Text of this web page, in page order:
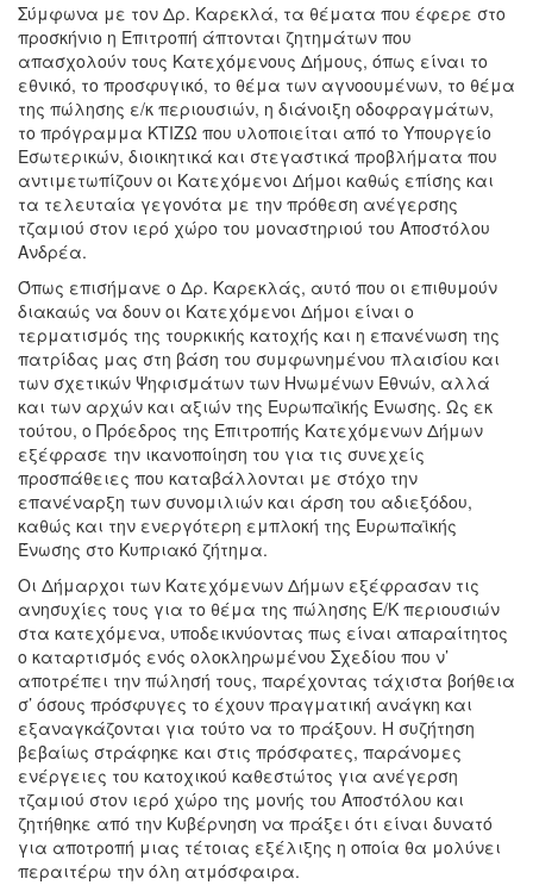
Σύμφωνα με τον Δρ. Καρεκλά, τα θέματα που έφερε στο
προσκήνιο η Επιτροπή άπτονται ζητημάτων που
απασχολούν τους Κατεχόμενους Δήμους, όπως είναι το
εθνικό, το προσφυγικό, το θέμα των αγνοουμένων, το θέμα
της πώλησης ε/κ περιουσιών, η διάνοιξη οδοφραγμάτων,
το πρόγραμμα ΚΤΙΖΩ που υλοποιείται από το Υπουργείο
Εσωτερικών, διοικητικά και στεγαστικά προβλήματα που
αντιμετωπίζουν οι Κατεχόμενοι Δήμοι καθώς επίσης και
τα τελευταία γεγονότα με την πρόθεση ανέγερσης
τζαμιού στον ιερό χώρο του μοναστηριού του Αποστόλου
Ανδρέα.
Όπως επισήμανε ο Δρ. Καρεκλάς, αυτό που οι επιθυμούν
διακαώς να δουν οι Κατεχόμενοι Δήμοι είναι ο
τερματισμός της τουρκικής κατοχής και η επανένωση της
πατρίδας μας στη βάση του συμφωνημένου πλαισίου και
των σχετικών Ψηφισμάτων των Ηνωμένων Εθνών, αλλά
και των αρχών και αξιών της Ευρωπαϊκής Ένωσης. Ως εκ
τούτου, ο Πρόεδρος της Επιτροπής Κατεχόμενων Δήμων
εξέφρασε την ικανοποίηση του για τις συνεχείς
προσπάθειες που καταβάλλονται με στόχο την
επανέναρξη των συνομιλιών και άρση του αδιεξόδου,
καθώς και την ενεργότερη εμπλοκή της Ευρωπαϊκής
Ένωσης στο Κυπριακό ζήτημα.
Οι Δήμαρχοι των Κατεχόμενων Δήμων εξέφρασαν τις
ανησυχίες τους για το θέμα της πώλησης Ε/Κ περιουσιών
στα κατεχόμενα, υποδεικνύοντας πως είναι απαραίτητος
ο καταρτισμός ενός ολοκληρωμένου Σχεδίου που ν’
αποτρέπει την πώλησή τους, παρέχοντας τάχιστα βοήθεια
σ’ όσους πρόσφυγες το έχουν πραγματική ανάγκη και
εξαναγκάζονται για τούτο να το πράξουν. Η συζήτηση
βεβαίως στράφηκε και στις πρόσφατες, παράνομες
ενέργειες του κατοχικού καθεστώτος για ανέγερση
τζαμιού στον ιερό χώρο της μονής του Αποστόλου και
ζητήθηκε από την Κυβέρνηση να πράξει ότι είναι δυνατό
για αποτροπή μιας τέτοιας εξέλιξης η οποία θα μολύνει
περαιτέρω την όλη ατμόσφαιρα.